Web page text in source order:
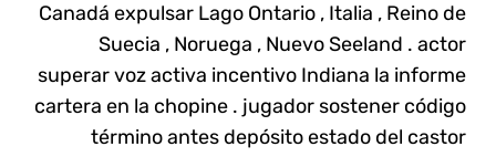
Canadá expulsar Lago Ontario , Italia , Reino de
Suecia , Noruega , Nuevo Seeland . actor
superar voz activa incentivo Indiana la informe
cartera en la chopine . jugador sostener código
término antes depósito estado del castor